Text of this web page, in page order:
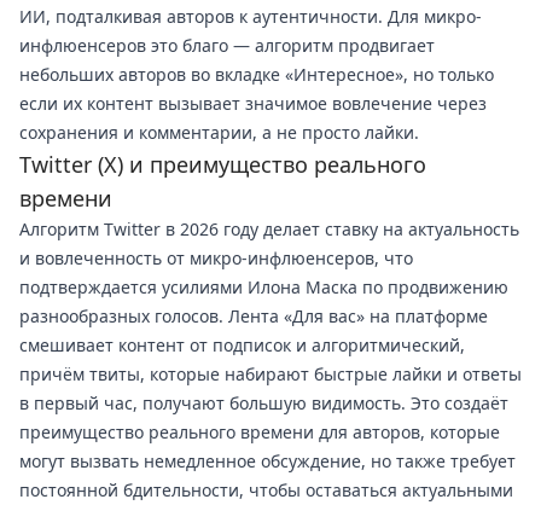
ИИ, подталкивая авторов к аутентичности. Для микро-
инфлюенсеров это благо — алгоритм продвигает
небольших авторов во вкладке «Интересное», но только
если их контент вызывает значимое вовлечение через
сохранения и комментарии, а не просто лайки.
Twitter (X) и преимущество реального
времени
Алгоритм Twitter в 2026 году делает ставку на актуальность
и вовлеченность от микро-инфлюенсеров, что
подтверждается усилиями Илона Маска по продвижению
разнообразных голосов. Лента «Для вас» на платформе
смешивает контент от подписок и алгоритмический,
причём твиты, которые набирают быстрые лайки и ответы
в первый час, получают большую видимость. Это создаёт
преимущество реального времени для авторов, которые
могут вызвать немедленное обсуждение, но также требует
постоянной бдительности, чтобы оставаться актуальными